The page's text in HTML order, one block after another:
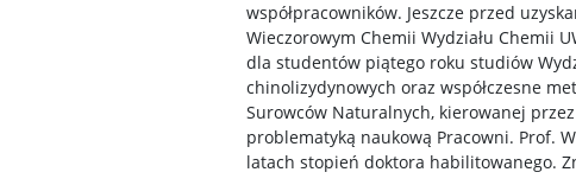
współpracowników. Jeszcze przed
Wieczorowym Chemii Wydziału Chemii
dla studentów piątego roku studiów
chinolizydynowych oraz współczesne
Surowców Naturalnych, kierowanej
problematyką naukową Pracowni. Prof.
latach stopień doktora habilitowanego.